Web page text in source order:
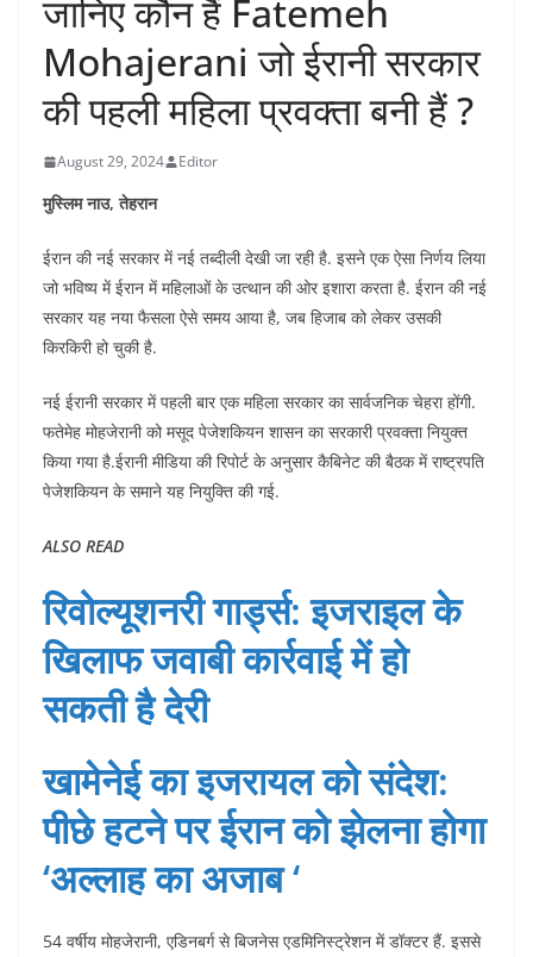
जानिए कौन हैं Fatemeh
Mohajerani जो ईरानी सरकार
की पहली महिला प्रवक्ता बनी हैं ?
August 29, 2024 Editor
मुस्लिम नाउ, तेहरान
ईरान की नई सरकार में नई तब्दीली देखी जा रही है. इसने एक ऐसा निर्णय लिया
जो भविष्य में ईरान में महिलाओं के उत्थान की ओर इशारा करता है. ईरान की नई
सरकार यह नया फैसला ऐसे समय आया है, जब हिजाब को लेकर उसकी
किरकिरी हो चुकी है.
नई ईरानी सरकार में पहली बार एक महिला सरकार का सार्वजनिक चेहरा होंगी.
फतेमेह मोहजेरानी को मसूद पेजेशकियन शासन का सरकारी प्रवक्ता नियुक्त
किया गया है.ईरानी मीडिया की रिपोर्ट के अनुसार कैबिनेट की बैठक में राष्ट्रपति
पेजेशकियन के समाने यह नियुक्ति की गई.
ALSO READ
रिवोल्यूशनरी गार्ड्स: इजराइल के
खिलाफ जवाबी कार्रवाई में हो
सकती है देरी
खामेनेई का इजरायल को संदेश:
पीछे हटने पर ईरान को झेलना होगा
‘अल्लाह का अजाब ‘
54 वर्षीय मोहजेरानी, एडिनबर्ग से बिजनेस एडमिनिस्ट्रेशन में डॉक्टर हैं. इससे